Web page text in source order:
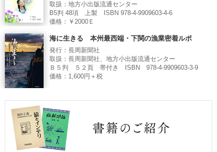
取扱：地方小出版流通センター
B5判 48項 上製 ISBN 978-4-9909603-4-6
価格：￥2000Ｅ
海に生きる 本州最西端・下関の漁業密着ルポ
発行：長周新聞社
取扱：長周新聞社、地方小出版流通センター
Ｂ５判 ５２頁 帯付き ISBN 978-4-9909603-3-9
価格：1,600円＋税